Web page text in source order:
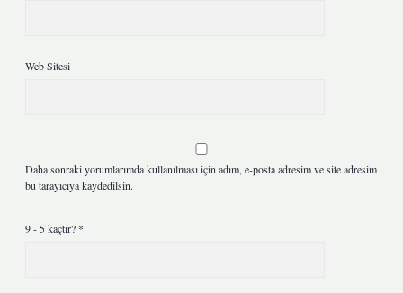
Web Sitesi
Daha sonraki yorumlarımda kullanılması için adım, e-posta adresim ve site adresim
bu tarayıcıya kaydedilsin.
9 - 5 kaçtır? *